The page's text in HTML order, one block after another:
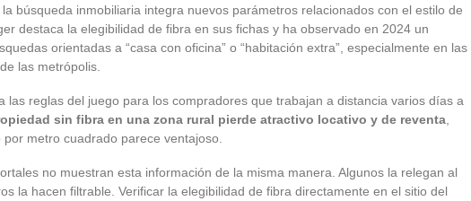
búsqueda inmobiliaria integra nuevos parámetros relacionados con el estilo de
destaca la elegibilidad de fibra en sus fichas y ha observado en 2024 un
orientadas a “casa con oficina” o “habitación extra”, especialmente en las
las metrópolis.
las reglas del juego para los compradores que trabajan a distancia varios días a
sin fibra en una zona rural pierde atractivo locativo y de reventa
metro cuadrado parece ventajoso.
no muestran esta información de la misma manera. Algunos la relegan al
la hacen filtrable. Verificar la elegibilidad de fibra directamente en el sitio del